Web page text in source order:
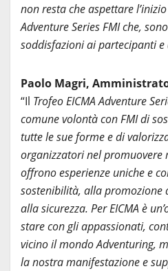
non resta che aspettare
Adventure Series FMI che,
soddisfazioni ai partecipanti e
Paolo Magri,
“Il Trofeo EICMA Adventure
comune volontà con FMI di
tutte le sue forme e di
organizzatori nel promuovere
offrono esperienze uniche e
sostenibilità, alla promozione
alla sicurezza. Per EICMA è
stare con gli appassionati,
vicino il mondo Adventuring,
la nostra manifestazione e